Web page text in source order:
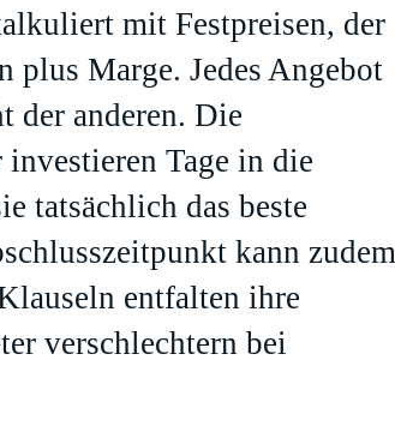
mit Festpreisen, der
plus Marge. Jedes Angebot
der anderen. Die
Tage in die
tatsächlich das beste
kann zudem
entfalten ihre
verschlechtern bei